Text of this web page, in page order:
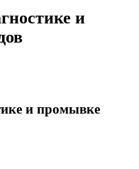
и
и промывке